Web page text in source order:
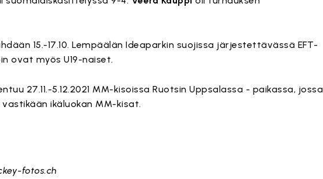
15.-17.10. Lempäälän Ideaparkin suojissa järjestettävässä EFT-
ovat myös U19-naiset.
27.11.-5.12.2021 MM-kisoissa Ruotsin Uppsalassa - paikassa, jossa
ikäluokan MM-kisat.
Hyväksy markkinointievästeet
fotos.ch